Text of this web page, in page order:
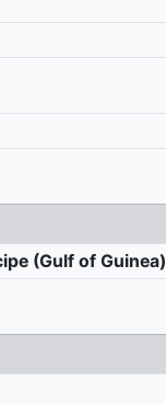
(Gulf of Guinea)